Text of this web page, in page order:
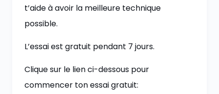
t’aide à avoir la meilleure technique
possible.
L’essai est gratuit pendant 7 jours.
Clique sur le lien ci-dessous pour
commencer ton essai gratuit: